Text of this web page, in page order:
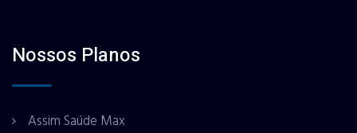
Nossos Planos
Assim Saúde Max